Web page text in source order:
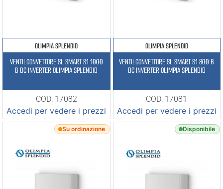
OLIMPIA SPLENDID
VENTILCONVETTORE SL SMART S1 1000
B DC INVERTER OLIMPIA SPLENDID
COD: 17082
Accedi per vedere i prezzi
OLIMPIA SPLENDID
VENTILCONVETTORE SL SMART S1 800 B
DC INVERTER OLIMPIA SPLENDID
COD: 17081
Accedi per vedere i prezzi
Su ordinazione Disponibile